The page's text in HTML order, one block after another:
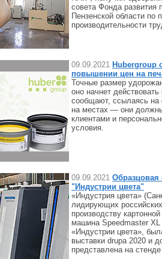
совета Фонда развития
Пензенской области
производительности
09.09.2021 Hubergroup
повышении цен на
Точные размер
оно начнет
сообщают, ссылаясь на
на местах — они
клиентами и
условия.
09.09.2021
"Индустрии цвета"
«Индустрия цвета»
лидирующих
производству
машина Speedmaster
«Индустрии цвета»,
выставки drupa 2020 и
представлена на стенде